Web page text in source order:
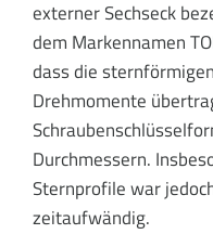
externer Sechseck
dem Markennamen
dass die
Drehmomente
Durchmessern.
Sternprofile war
zeitaufwändig.